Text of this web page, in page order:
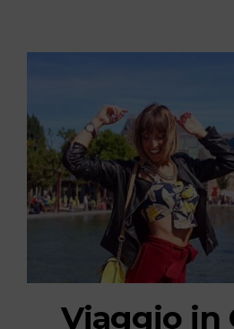
Viaggio in